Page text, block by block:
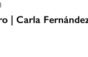
| Carla